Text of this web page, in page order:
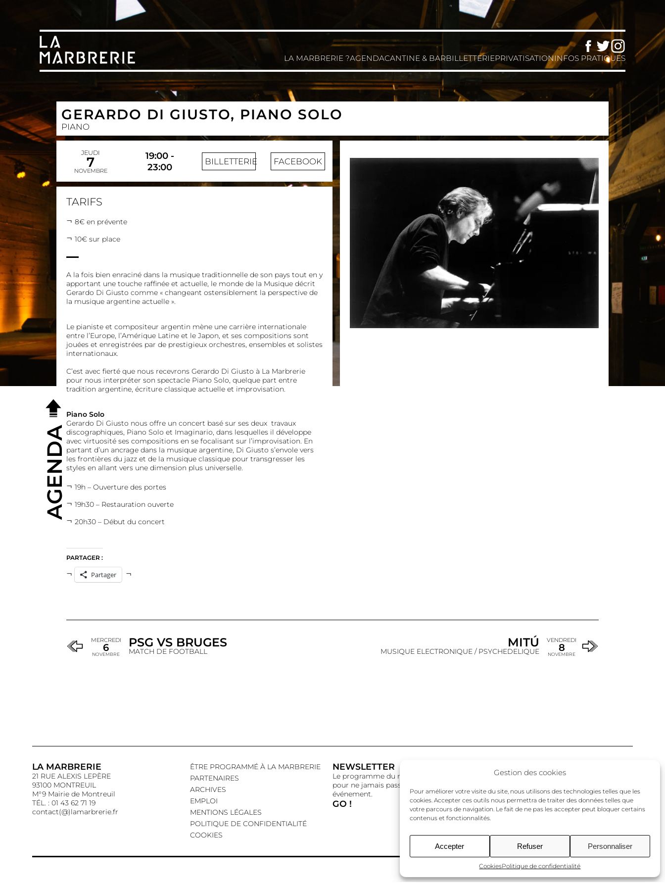
Gestion des cookies
Pour améliorer votre visite du site, nous utilisons des technologies telles que les
cookies. Accepter ces outils nous permettra de traiter des données telles que
votre parcours de navigation. Le fait de ne pas les accepter peut bloquer certains
contenus et fonctionnalités.
Accepter Refuser Personnaliser
CookiesPolitique de confidentialité
Facebook
TwitterInstagram
LA MARBRERIE ?AGENDACANTINE & BARBILLETTERIEPRIVATISATIONINFOS PRATIQUES
GERARDO DI GIUSTO, PIANO SOLO
PIANO
JEUDI
7
NOVEMBRE
19:00 -
23:00
BILLETTERIE FACEBOOK
TARIFS
8€ en prévente
10€ sur place
A la fois bien enraciné dans la musique traditionnelle de son pays tout en y
apportant une touche raffinée et actuelle, le monde de la Musique décrit
Gerardo Di Giusto comme « changeant ostensiblement la perspective de
la musique argentine actuelle ».
Le pianiste et compositeur argentin mène une carrière internationale
entre l’Europe, l’Amérique Latine et le Japon, et ses compositions sont
jouées et enregistrées par de prestigieux orchestres, ensembles et solistes
internationaux.
C’est avec fierté que nous recevrons Gerardo Di Giusto à La Marbrerie
pour nous interpréter son spectacle Piano Solo, quelque part entre
tradition argentine, écriture classique actuelle et improvisation.
Piano Solo
Gerardo Di Giusto nous offre un concert basé sur ses deux travaux
discographiques, Piano Solo et Imaginario, dans lesquelles il développe
avec virtuosité ses compositions en se focalisant sur l’improvisation. En
partant d’un ancrage dans la musique argentine, Di Giusto s’envole vers
les frontières du jazz et de la musique classique pour transgresser les
styles en allant vers une dimension plus universelle.
19h – Ouverture des portes
19h30 – Restauration ouverte
20h30 – Début du concert
PARTAGER :
Partager
MERCREDI
6
NOVEMBRE
PSG VS BRUGES
MATCH DE FOOTBALL
MITÚ
MUSIQUE ELECTRONIQUE / PSYCHEDELIQUE
VENDREDI
8
NOVEMBRE
AGENDA
LA MARBRERIE
21 RUE ALEXIS LEPÈRE
93100 MONTREUIL
M°9 Mairie de Montreuil
TÉL. : 01 43 62 71 19
contact(@)lamarbrerie.fr
ÊTRE PROGRAMMÉ À LA MARBRERIE
PARTENAIRES
ARCHIVES
EMPLOI
MENTIONS LÉGALES
POLITIQUE DE CONFIDENTIALITÉ
COOKIES
NEWSLETTER
Le programme du mois,
pour ne jamais passer à côté d’un
événement.
GO !
Instagram